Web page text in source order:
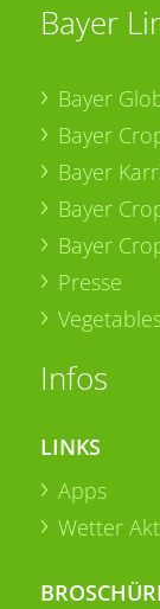
Bayer
Bayer
Bayer
Bayer
Bayer
Bayer
Presse
Infos
LINKS
Apps
Wetter